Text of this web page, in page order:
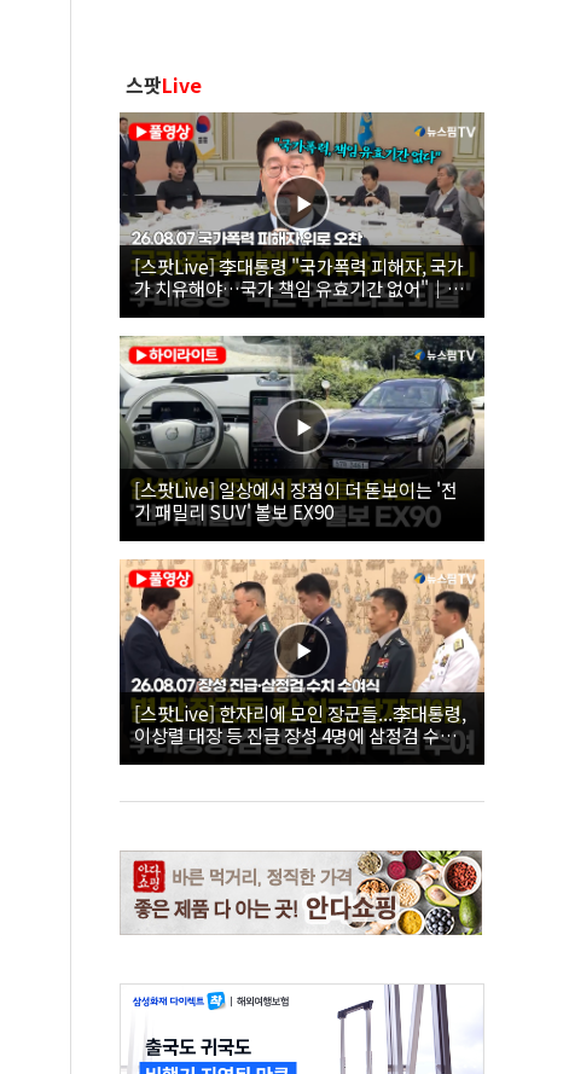
스팟Live
[스팟Live] 李대통령 "국가폭력 피해자, 국가
가 치유해야…국가 책임 유효기간 없어"｜
26.08.07 국가폭력 피해자 위로 오찬
[스팟Live] 일상에서 장점이 더 돋보이는 '전
기 패밀리 SUV' 볼보 EX90
[스팟Live] 한자리에 모인 장군들...李대통령,
이상렬 대장 등 진급 장성 4명에 삼정검 수치
직접 수여｜26.08.07 장성 진급·삼정검 수치